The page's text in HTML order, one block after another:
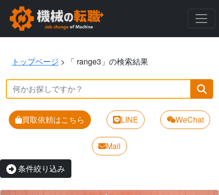
トップページ > 「 range3」の検索結果
買取依頼はこちら LINE WeChat
Mail
条件絞り込み